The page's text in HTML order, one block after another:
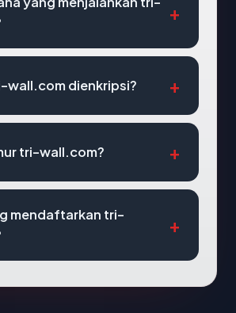
wall.com dienkripsi?
tri-wall.com?
mendaftarkan tri-